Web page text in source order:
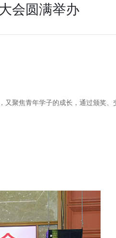
会圆满举办
又聚焦青年学子的成长，通过颁奖、